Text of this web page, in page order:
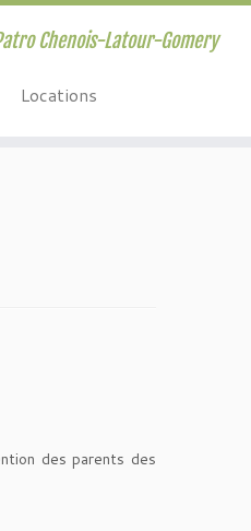
Chenois-Latour-Gomery
Locations
des parents des